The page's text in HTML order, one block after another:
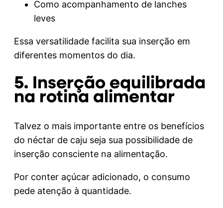
Como acompanhamento de lanches
leves
Essa versatilidade facilita sua inserção em
diferentes momentos do dia.
5. Inserção equilibrada
na rotina alimentar
Talvez o mais importante entre os benefícios
do néctar de caju seja sua possibilidade de
inserção consciente na alimentação.
Por conter açúcar adicionado, o consumo
pede atenção à quantidade.